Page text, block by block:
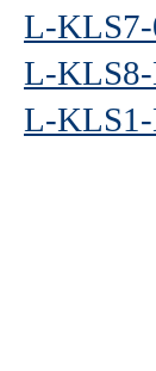
L-KLS7-
L-
L-